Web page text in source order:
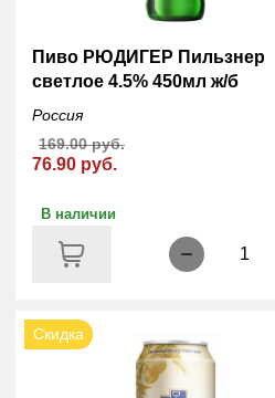
Пиво РЮДИГЕР Пильзнер
светлое 4.5% 450мл ж/б
Россия
76.90 руб.
169.00 руб.
В наличии
1
Скидка